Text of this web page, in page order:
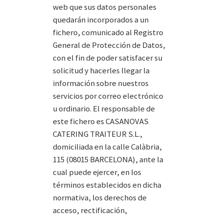
web que sus datos personales
quedarán incorporados a un
fichero, comunicado al Registro
General de Protección de Datos,
con el fin de poder satisfacer su
solicitud y hacerles llegar la
información sobre nuestros
servicios por correo electrónico
u ordinario. El responsable de
este fichero es CASANOVAS
CATERING TRAITEUR S.L.,
domiciliada en la calle Calàbria,
115 (08015 BARCELONA), ante la
cual puede ejercer, en los
términos establecidos en dicha
normativa, los derechos de
acceso, rectificación,